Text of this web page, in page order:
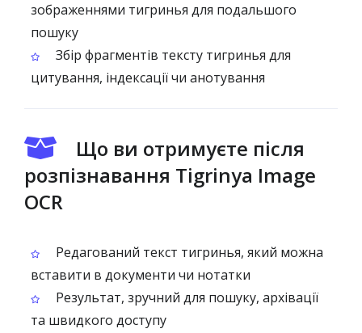
зображеннями тигринья для подальшого
пошуку
Збір фрагментів тексту тигринья для
цитування, індексації чи анотування
Що ви отримуєте після
розпізнавання Tigrinya Image
OCR
Редагований текст тигринья, який можна
вставити в документи чи нотатки
Результат, зручний для пошуку, архівації
та швидкого доступу